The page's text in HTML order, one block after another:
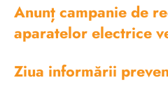
Anunț campanie de
aparatelor electrice
Ziua informării